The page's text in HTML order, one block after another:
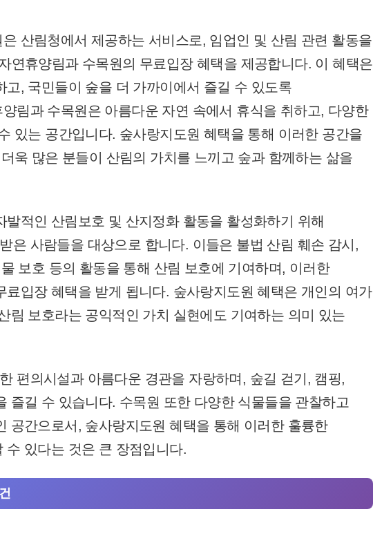
산림청에서 제공하는 서비스로, 임업인 및 산림 관련 활동을
연휴양림과 수목원의 무료입장 혜택을 제공합니다. 이 혜택은
고, 국민들이 숲을 더 가까이에서 즐길 수 있도록
림과 수목원은 아름다운 자연 속에서 휴식을 취하고, 다양한
있는 공간입니다. 숲사랑지도원 혜택을 통해 이러한 공간을
욱 많은 분들이 산림의 가치를 느끼고 숲과 함께하는 삶을
발적인 산림보호 및 산지정화 활동을 활성화하기 위해
은 사람들을 대상으로 합니다. 이들은 불법 산림 훼손 감시,
보호 등의 활동을 통해 산림 보호에 기여하며, 이러한
료입장 혜택을 받게 됩니다. 숲사랑지도원 혜택은 개인의 여가
림 보호라는 공익적인 가치 실현에도 기여하는 의미 있는
편의시설과 아름다운 경관을 자랑하며, 숲길 걷기, 캠핑,
즐길 수 있습니다. 수목원 또한 다양한 식물들을 관찰하고
공간으로서, 숲사랑지도원 혜택을 통해 이러한 훌륭한
수 있다는 것은 큰 장점입니다.